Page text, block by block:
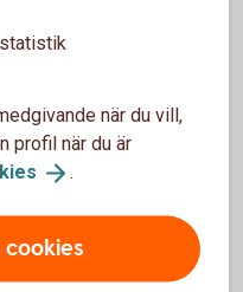
- 19
bostadsrättsförening?
21
februari
på väg? - 8
- 18januari
när du vill,
profil när du är
.
cookies